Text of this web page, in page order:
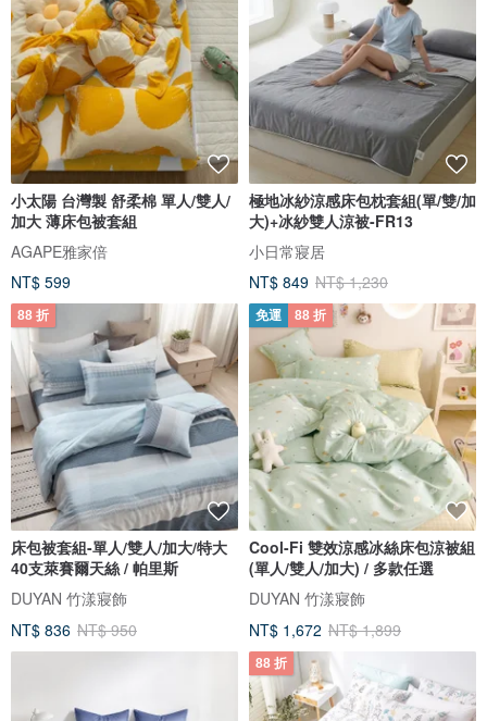
小太陽 台灣製 舒柔棉 單人/雙人/
加大 薄床包被套組
AGAPE雅家倍
NT$ 599
極地冰紗涼感床包枕套組(單/雙/加
大)+冰紗雙人涼被-FR13
小日常寢居
NT$ 849 NT$ 1,230
88 折
床包被套組-單人/雙人/加大/特大
40支萊賽爾天絲 / 帕里斯
DUYAN 竹漾寢飾
NT$ 836 NT$ 950
免運 88 折
Cool-Fi 雙效涼感冰絲床包涼被組
(單人/雙人/加大) / 多款任選
DUYAN 竹漾寢飾
NT$ 1,672 NT$ 1,899
88 折